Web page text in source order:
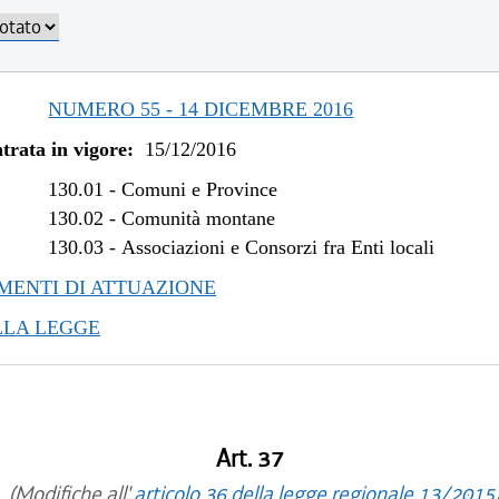
al 30/04/2019
al 31/12/2018
al 07/11/2018
al 15/08/2018
al 10/11/2017
al 27/09/2017
2017 al 09/08/2017
2017 al 26/04/2017
al 08/01/2017
NUMERO 55 - 14 DICEMBRE 2016
in vigore: 15/12/2016
130.01 -Comuni e Province
130.02 -Comunità montane
130.03 -Associazioni e Consorzi fra Enti locali
DI ATTUAZIONE
LEGGE
Art. 37